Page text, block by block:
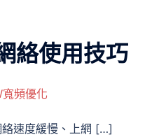
絡使用技巧
速度緩慢、上網 […]